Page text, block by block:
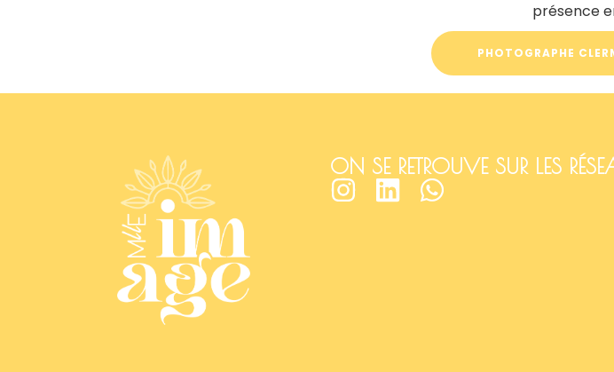
présence
PHOTOGRAPHE
ON SE RETROUVE SUR LES